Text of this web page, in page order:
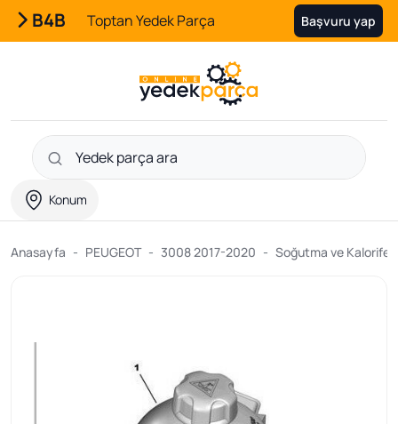
B4B Toptan Yedek Parça Başvuru yap
Konum
Anasayfa PEUGEOT 3008 2017-2020 Soğutma ve